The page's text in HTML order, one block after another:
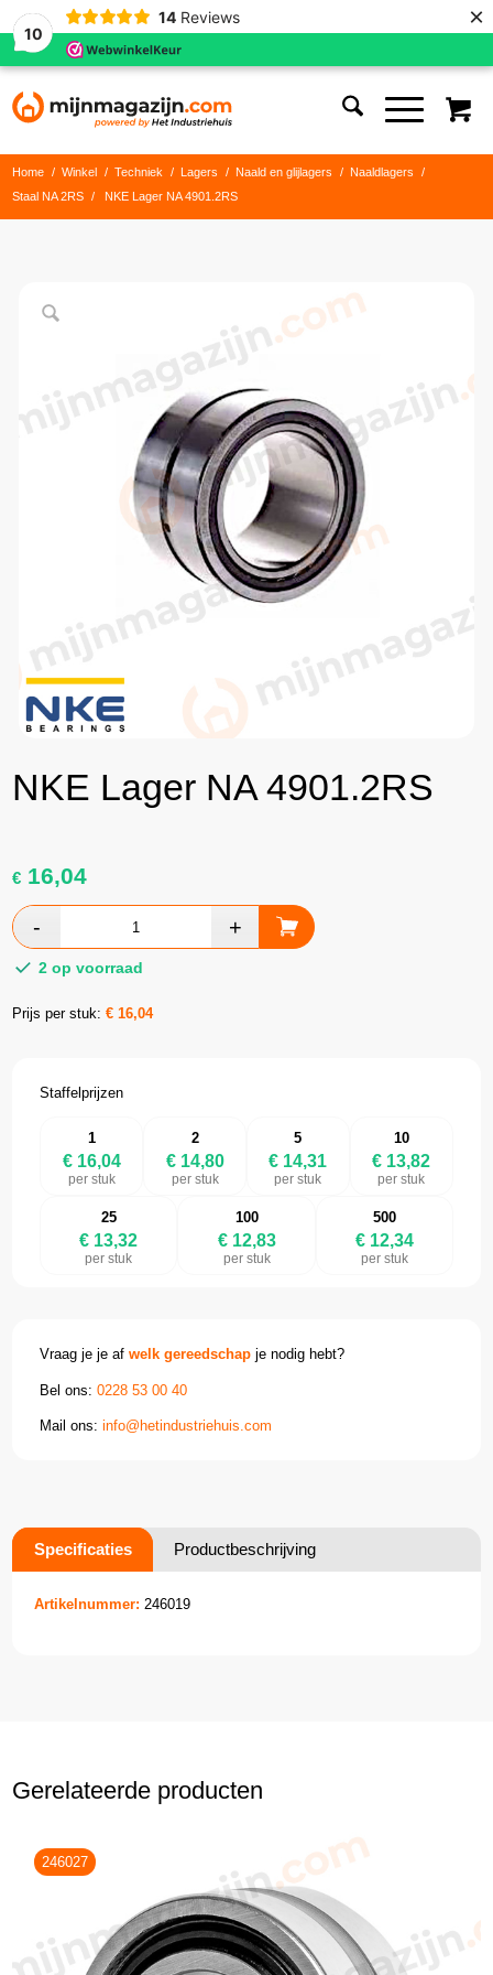
10
14 Reviews ×
Home / Winkel / Techniek / Lagers / Naald en glijlagers / Naaldlagers
/
Staal NA 2RS
/ NKE Lager NA 4901.2RS
NKE Lager NA 4901.2RS
€ 16,04
2 op voorraad
Prijs per stuk:€16,04
Staffelprijzen
1
€ 16,04
per stuk
2
€ 14,80
per stuk
5
€ 14,31
per stuk
10
€ 13,82
per stuk
25
€ 13,32
per stuk
100
€ 12,83
per stuk
500
€ 12,34
per stuk
Vraag je je afwelk gereedschap je nodig hebt?
Bel ons:0228 53 00 40
Mail ons:info@hetindustriehuis.com
Specificaties Productbeschrijving
Artikelnummer: 246019
Gerelateerde producten
246027